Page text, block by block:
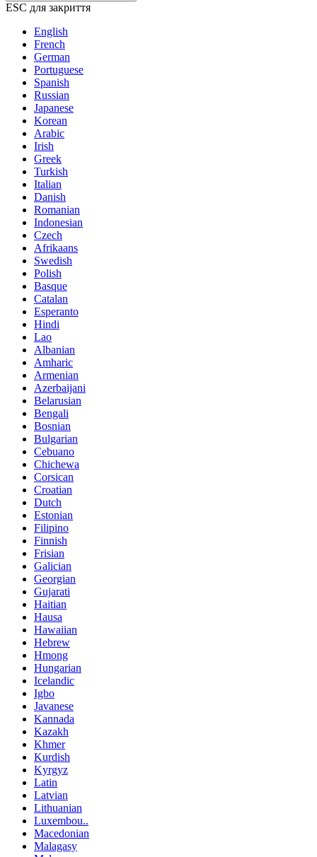
ESC для закриття
English
French
German
Portuguese
Spanish
Russian
Japanese
Korean
Arabic
Irish
Greek
Turkish
Italian
Danish
Romanian
Indonesian
Czech
Afrikaans
Swedish
Polish
Basque
Catalan
Esperanto
Hindi
Lao
Albanian
Amharic
Armenian
Azerbaijani
Belarusian
Bengali
Bosnian
Bulgarian
Cebuano
Chichewa
Corsican
Croatian
Dutch
Estonian
Filipino
Finnish
Frisian
Galician
Georgian
Gujarati
Haitian
Hausa
Hawaiian
Hebrew
Hmong
Hungarian
Icelandic
Igbo
Javanese
Kannada
Kazakh
Khmer
Kurdish
Kyrgyz
Latin
Latvian
Lithuanian
Luxembou..
Macedonian
Malagasy